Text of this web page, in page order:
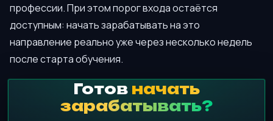
профессии. При этом порог входа остаётся
доступным: начать зарабатывать на это
направление реально уже через несколько недель
после старта обучения.
Готов начать
зарабатывать?